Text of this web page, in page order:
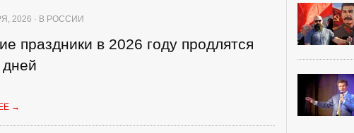
2026 · В РОССИИ
праздники в 2026 году продлятся
→